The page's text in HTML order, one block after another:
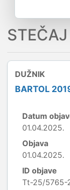
STEČAJ
DUŽNIK
BARTOL
Datum
01.04.2025.
Objava
01.04.2025.
ID objave
Tt-25/5765-